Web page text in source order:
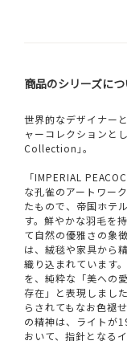
商品のシリーズに
世界的なデザイナー
ャーコレクションと
Collection｣。
「IMPERIAL
な孔雀のアートワー
たもので、帝国ホテ
す。鮮やかな羽毛を
て自然の優雅さの象
は、絨毯や家具から
織り込まれています
を、純粋な「美への
存在」と表現しまし
らされてもなお色褪
の精神は、ライトが
おいて、指針となる